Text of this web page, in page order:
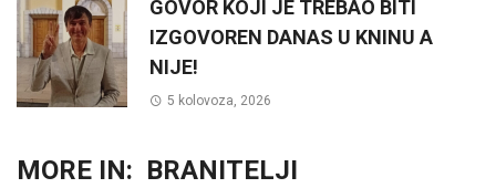
GOVOR KOJI JE TREBAO BITI
IZGOVOREN DANAS U KNINU A
NIJE!
5 kolovoza, 2026
MORE IN: BRANITELJI